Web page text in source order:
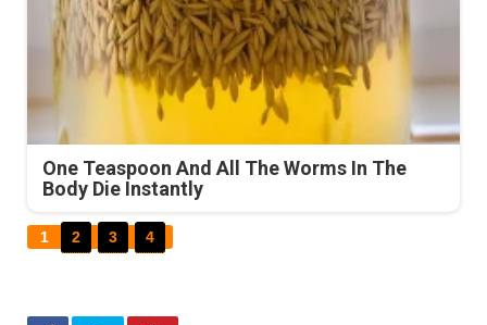
One Teaspoon And All The Worms In The
Body Die Instantly
1 2 3 4